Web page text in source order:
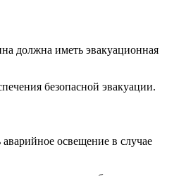
должна иметь эвакуационная
безопасной эвакуации.
освещение в случае